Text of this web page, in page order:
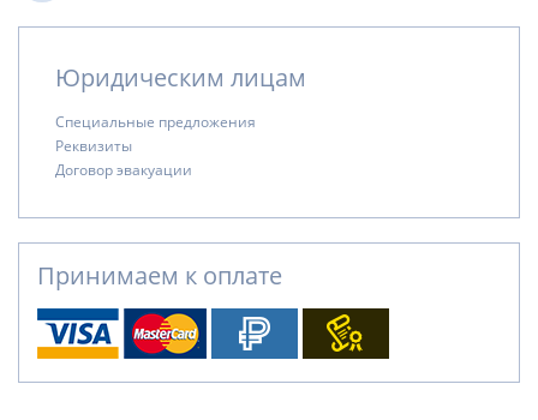
Юридическим лицам
Специальные предложения
Реквизиты
Договор эвакуации
Принимаем к оплате